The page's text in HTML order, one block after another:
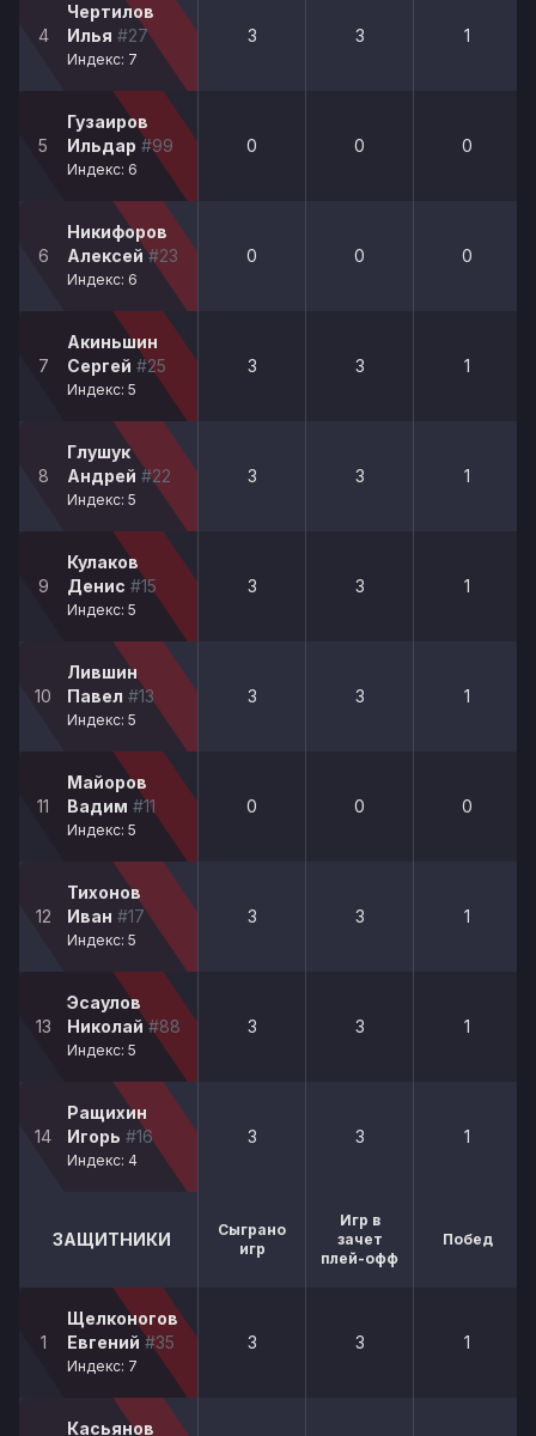
4
Чертилов
Илья #27
Индекс: 7
3 3 1
5
Гузаиров
Ильдар #99
Индекс: 6
0 0 0
6
Никифоров
Алексей#23
Индекс: 6
0 0 0
7
Акиньшин
Сергей #25
Индекс: 5
3 3 1
8
Глушук
Андрей #22
Индекс: 5
3 3 1
9
Кулаков
Денис #15
Индекс: 5
3 3 1
10
Лившин
Павел #13
Индекс: 5
3 3 1
11
Майоров
Вадим #11
Индекс: 5
0 0 0
12
Тихонов
Иван #17
Индекс: 5
3 3 1
13
Эсаулов
Николай#88
Индекс: 5
3 3 1
14
Ращихин
Игорь #16
Индекс: 4
3 3 1
ЗАЩИТНИКИ
Сыграно
игр
Игр в
зачет
плей-офф
Побед
1
Щелконогов
Евгений #35
Индекс: 7
3 3 1
Касьянов